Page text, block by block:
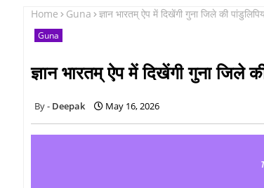
Home Guna ज्ञान भारतम् ऐप में दिखेंगी गुना जिले की
Guna
ज्ञान भारतम् ऐप में दिखेंगी गुना जिले
Deepak May 16, 2026